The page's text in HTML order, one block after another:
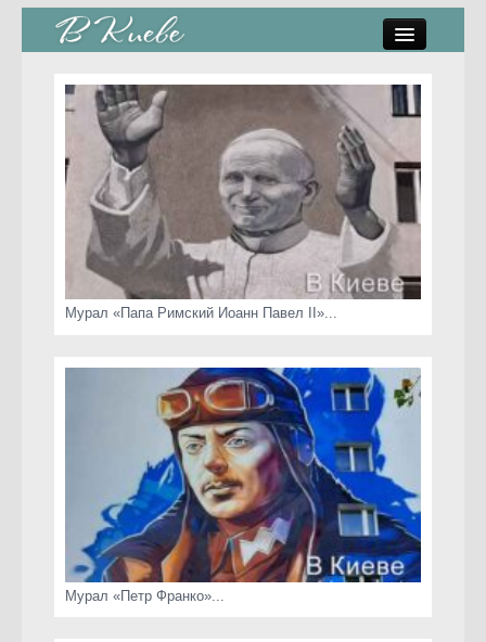
стрит-арт
коты Киева
скамейки
часы Киева
Мурал «Папа Римский Иоанн Павел II»...
Мурал «Петр Франко»...